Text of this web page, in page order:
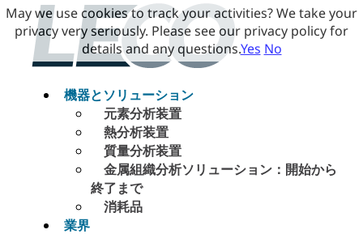
機器とソリューション
元素分析装置
熱分析装置
質量分析装置
金属組織分析ソリューション：開始から
終了まで
消耗品
業界
May we use cookies to track your activities? We take your
privacy very seriously. Please see our privacy policy for
details and any questions.Yes No